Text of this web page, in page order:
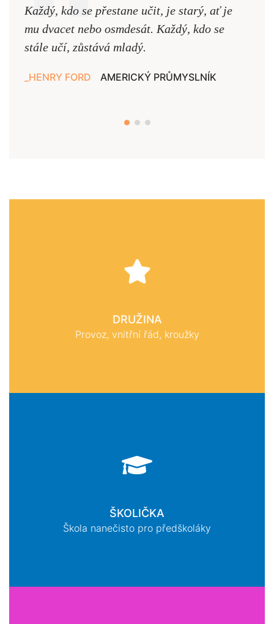
Každý, kdo se přestane učit, je starý, ať je
mu dvacet nebo osmdesát. Každý, kdo se
stále učí, zůstává mladý.
HENRY FORD AMERICKÝ PRŮMYSLNÍK
DRUŽINA
Provoz, vnitřní řád, kroužky
ŠKOLIČKA
Škola nanečisto pro předškoláky